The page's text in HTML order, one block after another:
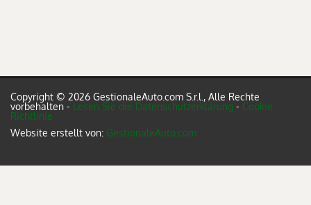
Copyright © 2026 GestionaleAuto.com S.r.l., Alle Rechte
vorbehalten - Lesen Sie die Datenschutzerklärung - Cookie
Richtlinie
Website erstellt von: GestionaleAuto.com